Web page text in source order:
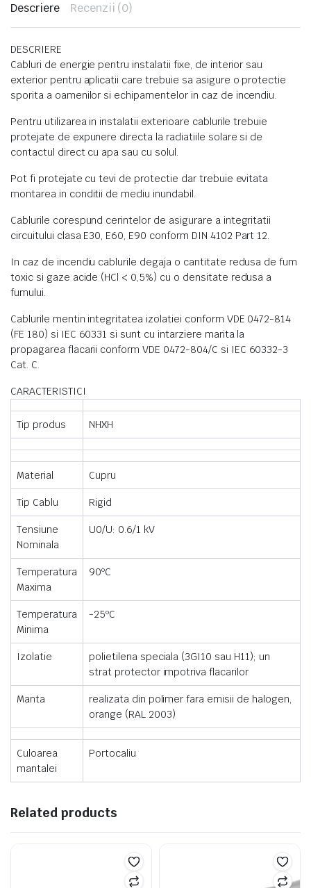
Descriere Recenzii (0)
DESCRIERE
Cabluri de energie pentru instalatii fixe, de interior sau
exterior pentru aplicatii care trebuie sa asigure o protectie
sporita a oamenilor si echipamentelor in caz de incendiu.
Pentru utilizarea in instalatii exterioare cablurile trebuie
protejate de expunere directa la radiatiile solare si de
contactul direct cu apa sau cu solul.
Pot fi protejate cu tevi de protectie dar trebuie evitata
montarea in conditii de mediu inundabil.
Cablurile corespund cerintelor de asigurare a integritatii
circuitului clasa E30, E60, E90 conform DIN 4102 Part 12.
In caz de incendiu cablurile degaja o cantitate redusa de fum
toxic si gaze acide (HCl < 0,5%) cu o densitate redusa a
fumului.
Cablurile mentin integritatea izolatiei conform VDE 0472-814
(FE 180) si IEC 60331 si sunt cu intarziere marita la
propagarea flacarii conform VDE 0472-804/C si IEC 60332-3
Cat. C.
CARACTERISTICI
Tip produs NHXH
Material Cupru
Tip Cablu Rigid
Tensiune
Nominala
U0/U: 0.6/1 kV
Temperatura
Maxima
90ºC
Temperatura
Minima
-25ºC
Izolatie
polietilena speciala (3GI10 sau H11); un
strat protector impotriva flacarilor
Manta
realizata din polimer fara emisii de halogen,
orange (RAL 2003)
Culoarea
mantalei
Portocaliu
Related products